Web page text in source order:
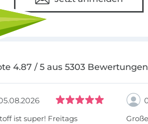
4.87 / 5 aus 5303
ist super! Freitags